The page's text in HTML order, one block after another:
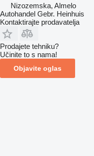
Nizozemska, Almelo
Autohandel Gebr. Heinhuis
Kontaktirajte prodavatelja
Prodajete tehniku?
Učinite to s nama!
Objavite oglas